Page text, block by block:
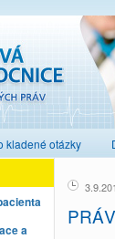
kladené otázky
a